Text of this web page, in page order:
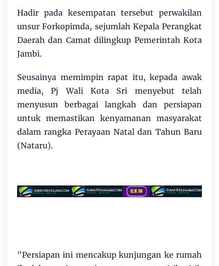
Hadir pada kesempatan tersebut perwakilan
unsur Forkopimda, sejumlah Kepala Perangkat
Daerah dan Camat dilingkup Pemerintah Kota
Jambi.
Seusainya memimpin rapat itu, kepada awak
media, Pj Wali Kota Sri menyebut telah
menyusun berbagai langkah dan persiapan
untuk memastikan kenyamanan masyarakat
dalam rangka Perayaan Natal dan Tahun Baru
(Nataru).
"Persiapan ini mencakup kunjungan ke rumah